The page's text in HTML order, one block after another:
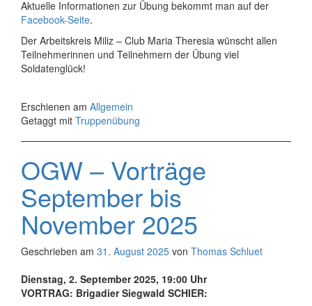
Aktuelle Informationen zur Übung bekommt man auf der
Facebook-Seite.
Der Arbeitskreis Miliz – Club Maria Theresia wünscht allen
Teilnehmerinnen und Teilnehmern der Übung viel
Soldatenglück!
Erschienen am Allgemein
Getaggt mit Truppenübung
OGW – Vorträge
September bis
November 2025
Geschrieben am 31. August 2025 von Thomas Schluet
Dienstag, 2. September 2025, 19:00 Uhr
VORTRAG: Brigadier Siegwald SCHIER: